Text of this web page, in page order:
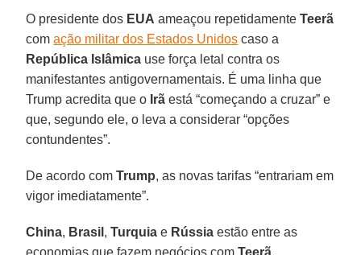
O presidente dos EUA ameaçou repetidamenteTeerã
comação militar dos Estados Unidos caso a
República Islâmica use força letal contra os
manifestantes antigovernamentais. É uma linha que
Trump acredita que o Irã está “começando a cruzar” e
que, segundo ele, o leva a considerar “opções
contundentes”.
De acordo comTrump, as novas tarifas “entrariam em
vigor imediatamente”.
China, Brasil ,Turquia e Rússia estão entre as
economias que fazem negócios comTeerã.